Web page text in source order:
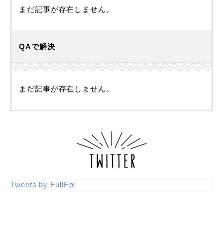
まだ記事が存在しません。
QAで解決
まだ記事が存在しません。
Tweets by FullEpi